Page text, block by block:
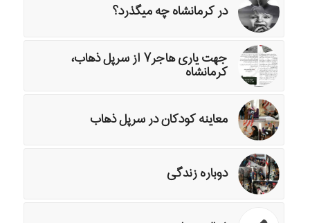
در کرمانشاه چه میگذرد؟
جهت یاری هاجر۷ از سرپل ذهاب،
کرمانشاه
معاینه کودکان در سرپل ذهاب
دوباره زندگی